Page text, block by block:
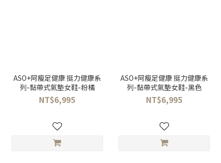
ASO+阿瘦足健康 挺力健康系
列-黏帶式氣墊女鞋-粉橘
NT$6,995
ASO+阿瘦足健康 挺力健康系
列-黏帶式氣墊女鞋-黑色
NT$6,995